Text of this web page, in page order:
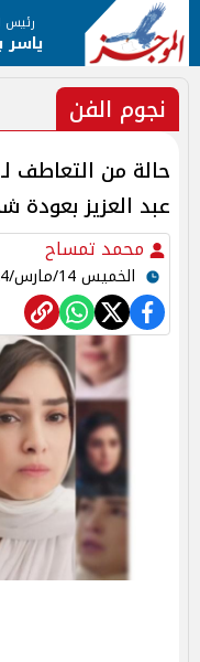
رئيس
ياسر
نجوم الفن
حالة من التعاطف
عبد العزيز
محمد تمساح
الخميس 14/مارس/2024 - 04:05 م